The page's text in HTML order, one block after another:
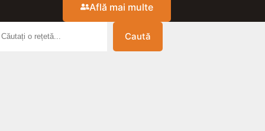
Află mai multe
Caută